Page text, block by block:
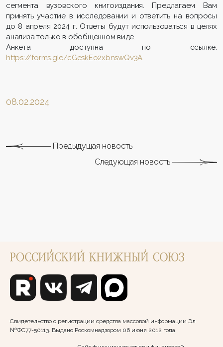
сегмента вузовского книгоиздания. Предлагаем Вам
принять участие в исследовании и ответить на вопросы
до 8 апреля 2024 г. Ответы будут использоваться в целях
анализа только в обобщенном виде.
Анкета доступна по ссылке:
https://forms.gle/cGeskEo2xbnswQv3A
08.02.2024
Предыдущая новость
Следующая новость
Свидетельство о регистрации средства массовой информации Эл
№ФС77-50113. Выдано Роскомнадзором 06 июня 2012 года.